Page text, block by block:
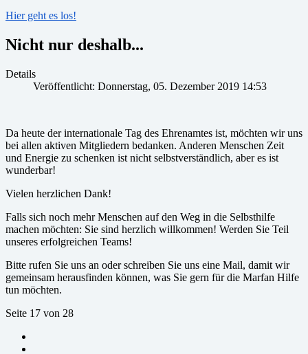
Hier geht es los!
Nicht nur deshalb...
Details
Veröffentlicht: Donnerstag, 05. Dezember 2019 14:53
Da heute der internationale Tag des Ehrenamtes ist, möchten wir uns
bei allen aktiven Mitgliedern bedanken. Anderen Menschen Zeit
und Energie zu schenken ist nicht selbstverständlich, aber es ist
wunderbar!
Vielen herzlichen Dank!
Falls sich noch mehr Menschen auf den Weg in die Selbsthilfe
machen möchten: Sie sind herzlich willkommen! Werden Sie Teil
unseres erfolgreichen Teams!
Bitte rufen Sie uns an oder schreiben Sie uns eine Mail, damit wir
gemeinsam herausfinden können, was Sie gern für die Marfan Hilfe
tun möchten.
Seite 17 von 28